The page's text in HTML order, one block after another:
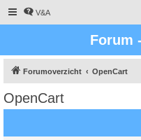
V&A
Forum
Forumoverzicht OpenCart
OpenCart